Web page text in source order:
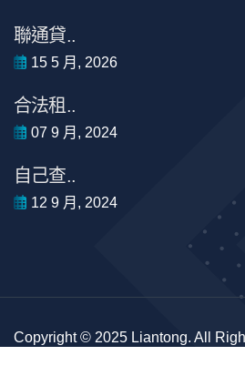
聯通貸..
15 5 月, 2026
合法租..
07 9 月, 2024
自己查..
12 9 月, 2024
Copyright © 2025 Liantong. All